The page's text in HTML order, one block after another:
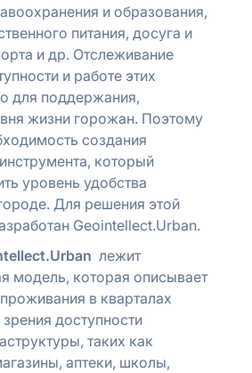
и образования,
питания, досуга и
и др. Отслеживание
и работе этих
для поддержания,
жизни горожан. Поэтому
создания
который
уровень удобства
Для решения этой
Geointellect.Urban.
лежит
модель, которая описывает
в кварталах
доступности
таких как
аптеки, школы,